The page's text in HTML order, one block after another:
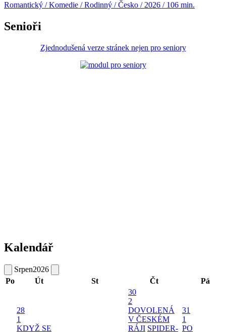
Romantický / Komedie / Rodinný / Česko / 2026 / 106 min.
Senioři
Zjednodušená verze stránek nejen pro seniory
Kalendář
Srpen2026
Po
Út St Čt Pá
28
1
KDYŽ SE
30
2
DOVOLENÁ
V ČESKÉM
RÁJI SPIDER-
31
1
PO